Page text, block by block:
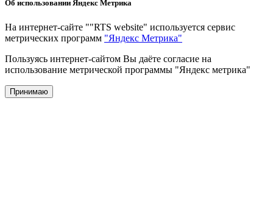
Об использовании Яндекс Метрика
На интернет-сайте ""RTS website" используется сервис
метрических программ "Яндекс Метрика"
Пользуясь интернет-сайтом Вы даёте согласие на
использование метрической программы "Яндекс метрика"
Принимаю